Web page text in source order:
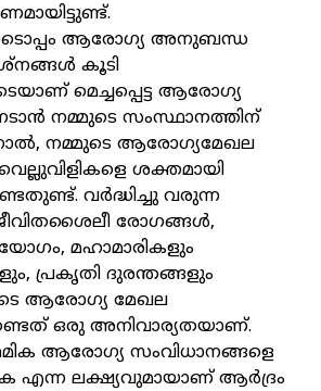
ആരോഗ്യ അനുബന്ധ
കൂടി
മെച്ചപ്പെട്ട ആരോഗ്യ
നമ്മുടെ സംസ്ഥാനത്തിന്
നമ്മുടെ ആരോഗ്യമേഖല
ശക്തമായി
വര്‍ദ്ധിച്ചു വരുന്ന
രോഗങ്ങള്‍,
മഹാമാരികളും
പ്രകൃതി ദുരന്തങ്ങളും
ആരോഗ്യ മേഖല
ഒരു അനിവാര്യതയാണ്.
ആരോഗ്യ സംവിധാനങ്ങളെ
എന്ന ലക്ഷ്യവുമായാണ് ആര്‍ദ്രം